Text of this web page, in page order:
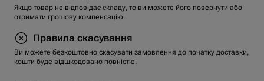
Якщо товар не відповідає складу, то ви можете його повернути або
отримати грошову компенсацію.
Правила скасування
Ви можете безкоштовно скасувати замовлення до початку доставки,
кошти буде відшкодовано повністю.